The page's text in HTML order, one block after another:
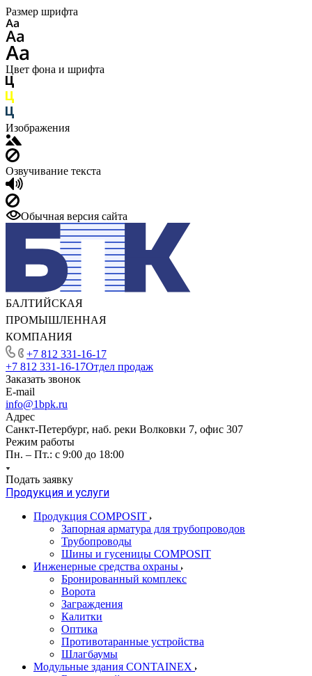
Размер шрифта
Цвет фона и шрифта
Изображения
Озвучивание текста
Обычная версия сайта
БАЛТИЙСКАЯ
ПРОМЫШЛЕННАЯ
КОМПАНИЯ
+7 812 331-16-17
+7 812 331-16-17Отдел продаж
Заказать звонок
E-mail
info@1bpk.ru
Адрес
Санкт-Петербург, наб. реки Волковки 7, офис 307
Режим работы
Пн. – Пт.: с 9:00 до 18:00
Подать заявку
Продукция и услуги
Продукция COMPOSIT
Запорная арматура для трубопроводов
Трубопроводы
Шины и гусеницы COMPOSIT
Инженерные средства охраны
Бронированный комплекс
Ворота
Заграждения
Калитки
Оптика
Противотаранные устройства
Шлагбаумы
Модульные здания CONTAINEX